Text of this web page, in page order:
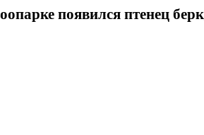
появился птенец